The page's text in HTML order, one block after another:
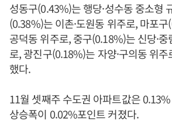
성동구(0.43%)는 행당·성수동 중소형
(0.38%)는 이촌·도원동 위주로, 마포구
공덕동 위주로, 중구(0.18%)는 신당·
로, 광진구(0.18%)는 자양·구의동 위
했다.
11월 셋째주 수도권 아파트값은
상승폭이 0.02%포인트 커졌다.